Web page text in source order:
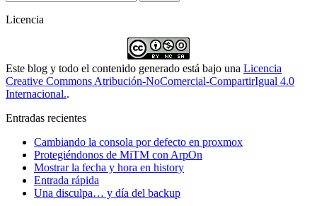
Licencia
Este blog y todo el contenido generado está bajo una Licencia
Creative Commons Atribución-NoComercial-CompartirIgual 4.0
Internacional..
Entradas recientes
Cambiando la consola por defecto en proxmox
Protegiéndonos de MiTM con ArpOn
Mostrar la fecha y hora en history
Entrada rápida
Una disculpa… y día del backup